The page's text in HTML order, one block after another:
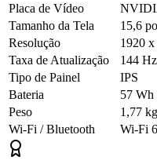
Placa de Vídeo
Tamanho da Tela
15,6
Resolução
1920
Taxa de Atualização
144 Hz
Tipo de Painel
IPS
Bateria
57 Wh
Peso
1,77 kg
Wi-Fi / Bluetooth
Wi-Fi